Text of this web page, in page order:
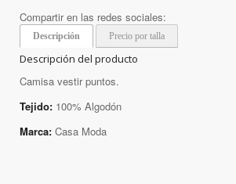
Compartir en las redes sociales:
Descripción Precio por talla
Descripción del producto
Camisa vestir puntos.
Tejido: 100% Algodón
Marca: Casa Moda